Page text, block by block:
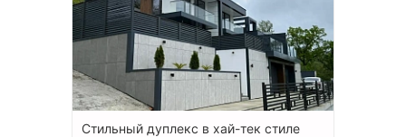
Стильный дуплекс в хай-тек стиле